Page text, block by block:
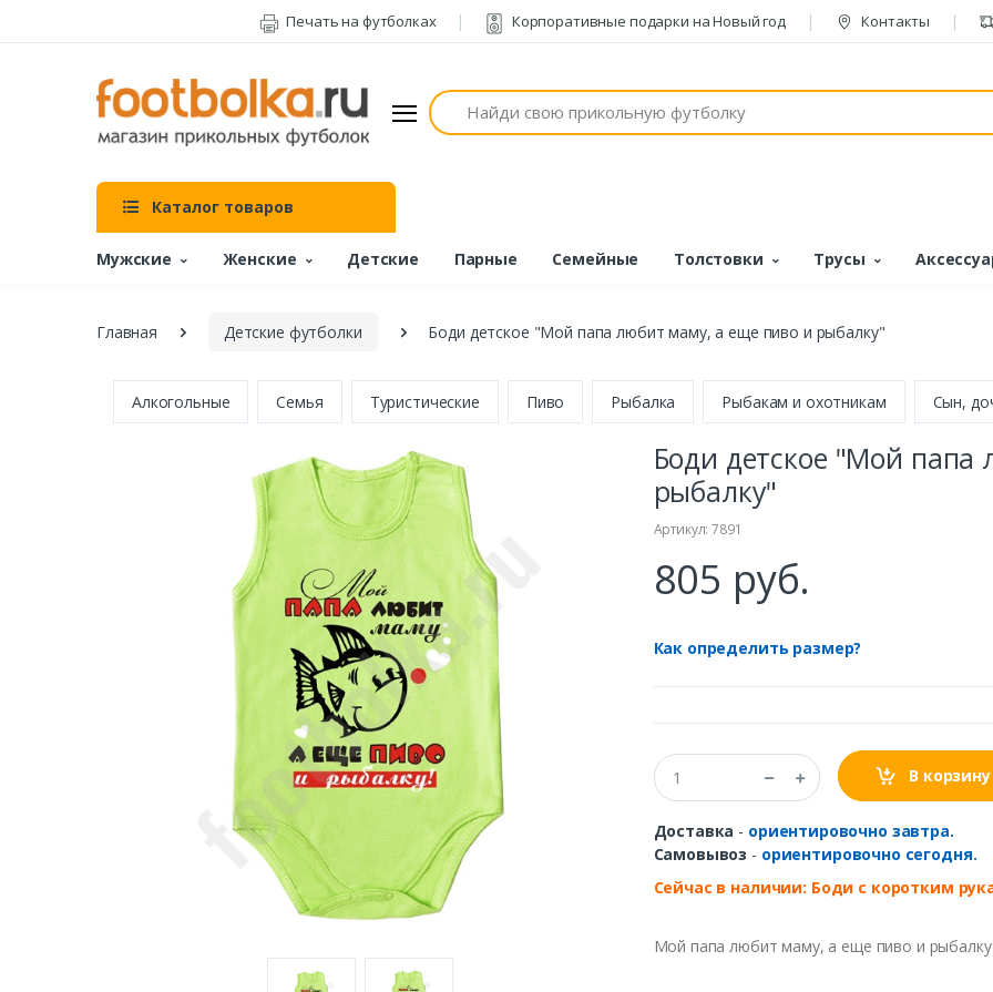
Печать на футболках Корпоративные подарки на Новый год Контакты
Поиск
Каталог товаров
Мужские Женские Детские Парные Семейные Толстовки Трусы
Главная Детские футболки Боди детское "Мой папа любит маму, а еще пиво и рыбалку"
Алкогольные Семья Туристические Пиво Рыбалка Рыбакам и охотникам Сын,
Боди детское "Мой
рыбалку"
Артикул: 7891
805 руб.
Как определить размер?
В корзину
Доставка - ориентировочно завтра.
Самовывоз - ориентировочно сегодня.
Сейчас в наличии: Боди с коротким
Мой папа любит маму, а еще пиво и